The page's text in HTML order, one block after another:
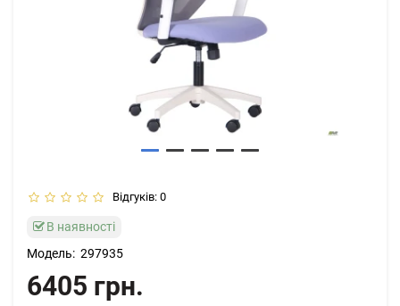
Відгуків: 0
В наявності
Модель: 297935
6405 грн.